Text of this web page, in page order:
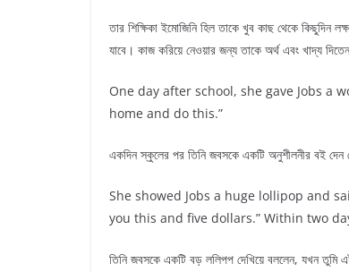
তার শিক্ষিকা ইমোজিনি হিল তাকে খুব কাছ থেকে কিছুদিন
যাবে। কাজ করিয়ে নেওয়ার জন্য তাকে অর্থ এবং খাদ্য
One day after school, she gave Jobs a
home and do this.”
একদিন স্কুলের পর তিনি জবসকে একটি অনুশীলনীর বই দেন
She showed Jobs a huge lollipop and
you this and five dollars.” Within two
তিনি জবসকে একটি বড় ললিপপ দেখিয়ে বললেন, যখন তুমি